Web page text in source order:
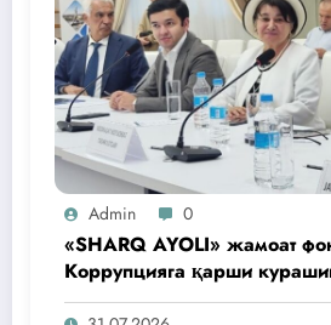
Admin 0
«SHARQ AYOLI» жамоат
Коррупцияга қарши
агентлигидаги жамоат